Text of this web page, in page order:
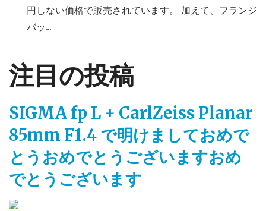
円しない価格で販売されています。 加えて、フランジ
バッ...
注目の投稿
SIGMA fp L + CarlZeiss Planar
85mm F1.4 で明けましておめで
とうおめでとうございますおめ
でとうございます